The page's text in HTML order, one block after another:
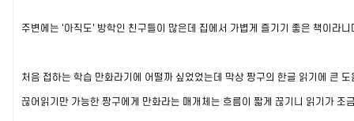
주변에는 '아직도' 방학인 친구들이 많은데 집에서 가볍게 즐기기 좋은 책이라니
처음 접하는 학습 만화라기에 어떨까 싶었었는데 막상 짱구의 한글 읽기에 큰
끊어읽기만 가능한 짱구에게 만화라는 매개체는 흐름이 짧게 끊기니 읽기가 조